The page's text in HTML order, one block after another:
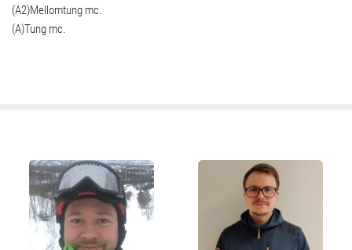
(A2)Mellomtung mc.
(A)Tung mc.